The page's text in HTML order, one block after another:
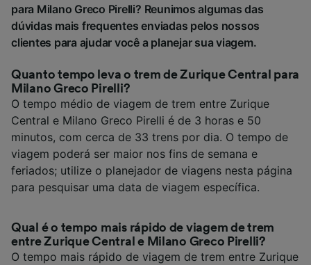
para Milano Greco Pirelli? Reunimos algumas das
dúvidas mais frequentes enviadas pelos nossos
clientes para ajudar você a planejar sua viagem.
Quanto tempo leva o trem de Zurique Central para
Milano Greco Pirelli?
O tempo médio de viagem de trem entre Zurique
Central e Milano Greco Pirelli é de 3 horas e 50
minutos, com cerca de 33 trens por dia. O tempo de
viagem poderá ser maior nos fins de semana e
feriados; utilize o planejador de viagens nesta página
para pesquisar uma data de viagem específica.
Qual é o tempo mais rápido de viagem de trem
entre Zurique Central e Milano Greco Pirelli?
O tempo mais rápido de viagem de trem entre Zurique